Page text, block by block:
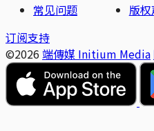
常见问题
版
订阅支持
©2026 端傳媒 Initium Media